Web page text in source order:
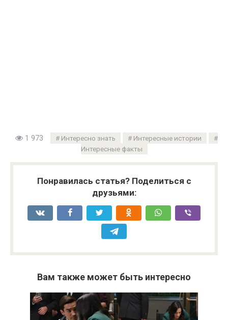
1 973 Интересно знать
Интересные истории
Интересные факты
Понравилась статья? Поделиться с
друзьями:
Вам также может быть интересно